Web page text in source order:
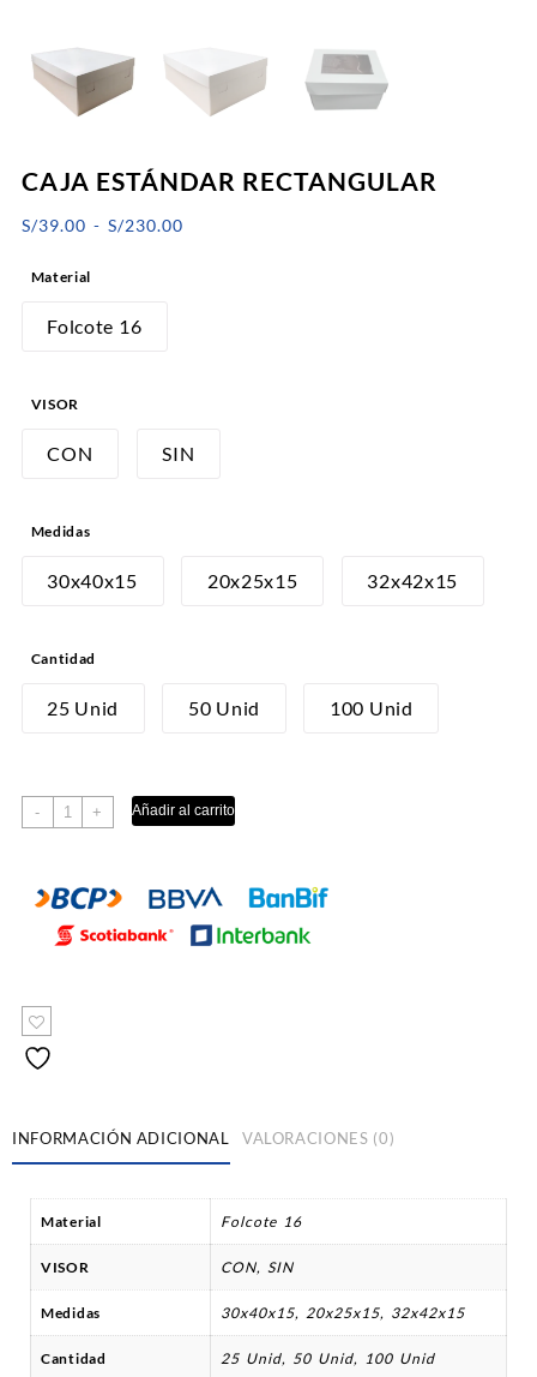
CAJA ESTÁNDAR RECTANGULAR
S/39.00 - S/230.00Rango
Material
Folcote 16
VISOR
CON SIN
Medidas
30x40x15 20x25x15 32x42x15
Cantidad
25 Unid 50 Unid 100 Unid
-
CAJA
ESTÁNDAR
cantidad
+ Añadir al carrito
INFORMACIÓN ADICIONAL VALORACIONES (0)
Material Folcote 16
VISOR CON, SIN
Medidas 30x40x15, 20x25x15, 32x42x15
Cantidad 25 Unid, 50 Unid, 100 Unid